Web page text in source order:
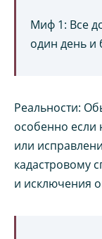
Миф 1: Все
один день и
Реальности:
особенно
или
кадастровому
и исключения